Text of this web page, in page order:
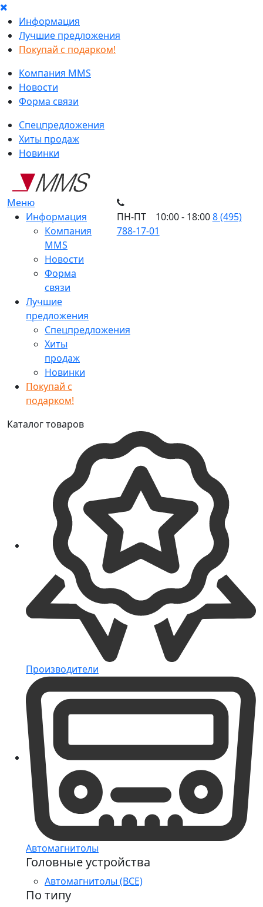
Информация
Лучшие предложения
Покупай с подарком!
Компания MMS
Новости
Форма связи
Спецпредложения
Хиты продаж
Новинки
Меню
Информация
Компания
MMS
Новости
Форма
связи
Лучшие
предложения
Спецпредложения
Хиты
продаж
Новинки
Покупай с
подарком!
ПН-ПТ 10:00 - 18:008 (495)
788-17-01
Каталог товаров
Производители
Автомагнитолы
Головные устройства
Автомагнитолы (ВСЕ)
По типу